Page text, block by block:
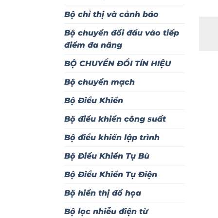
Bộ chỉ thị và cảnh báo
Bộ chuyển đổi đầu vào tiếp
điểm đa năng
BỘ CHUYỂN ĐỔI TÍN HIỆU
Bộ chuyển mạch
Bộ Điều Khiển
Bộ điều khiển công suất
Bộ điều khiển lập trình
Bộ Điều Khiển Tụ Bù
Bộ Điều Khiển Tụ Điện
Bộ hiển thị đồ họa
Bộ lọc nhiễu điện từ